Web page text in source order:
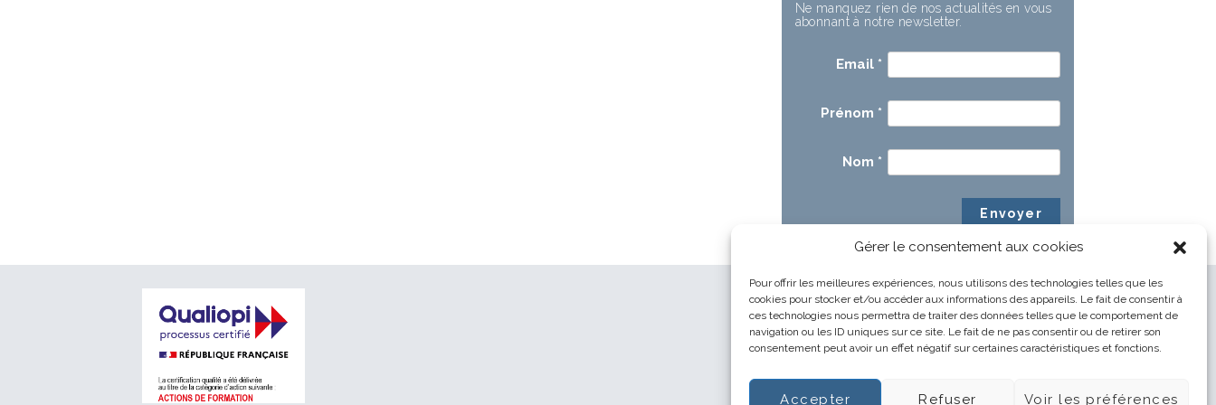
Gérer le consentement aux cookies
Pour offrir les meilleures expériences, nous utilisons des technologies telles que les
cookies pour stocker et/ou accéder aux informations des appareils. Le fait de consentir à
ces technologies nous permettra de traiter des données telles que le comportement de
navigation ou les ID uniques sur ce site. Le fait de ne pas consentir ou de retirer son
consentement peut avoir un effet négatif sur certaines caractéristiques et fonctions.
Accepter Refuser Voir les préférences
Ne manquez rien de nos actualités en vous
abonnant à notre newsletter.
Email *
Prénom *
Nom *